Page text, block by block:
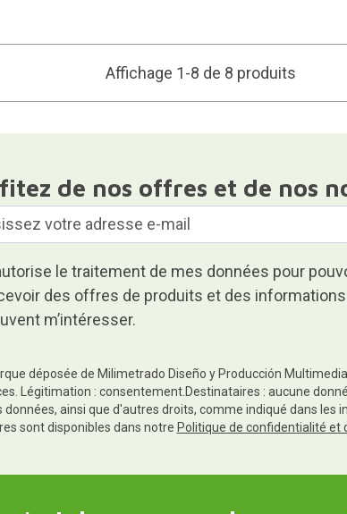
Affichage 1-8 de 8 produits
de nos offres et de nos
le traitement de mes données pour
des offres de produits et des
m’intéresser.
déposée de Milimetrado Diseño y Producción
Légitimation : consentement.Destinataires : aucune
ainsi que d'autres droits, comme indiqué dans les
sont disponibles dans notre Politique de confidentialité et